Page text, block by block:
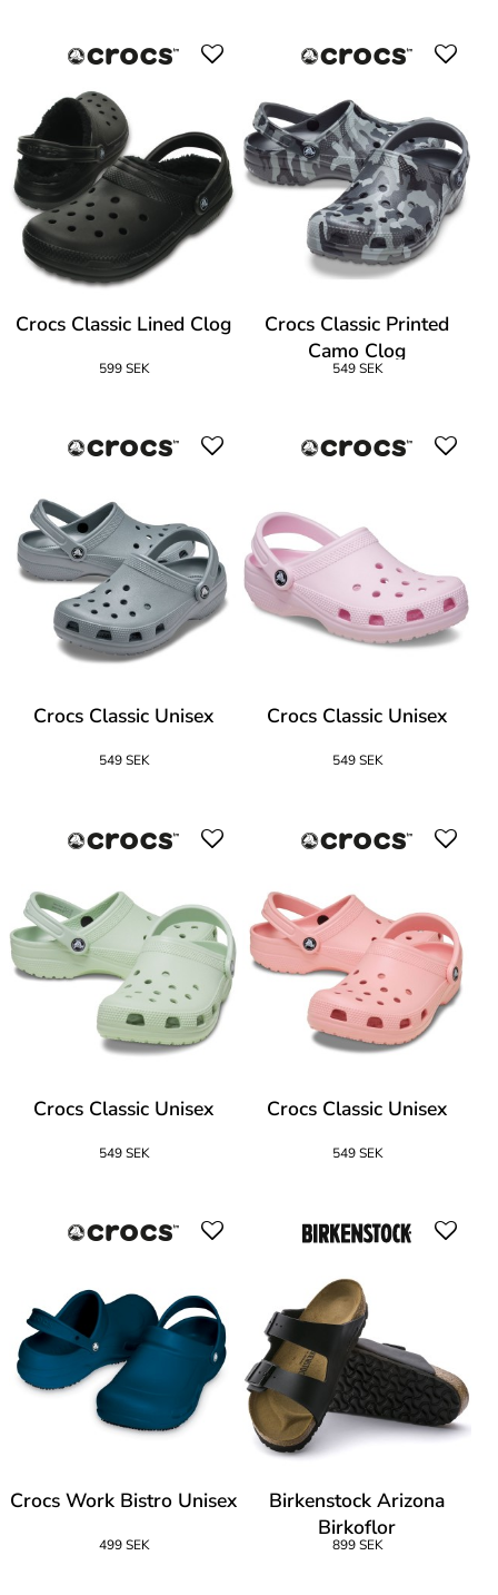
Crocs Classic Lined Clog
599 SEK
Crocs Classic Printed
Camo Clog
549 SEK
Crocs Classic Unisex
549 SEK
Crocs Classic Unisex
549 SEK
Crocs Classic Unisex
549 SEK
Crocs Classic Unisex
549 SEK
Crocs Work Bistro Unisex
499 SEK
Birkenstock Arizona
Birkoflor
899 SEK